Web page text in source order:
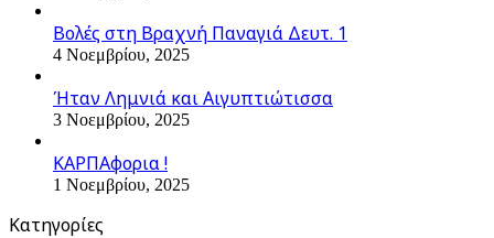
Βολές στη Βραχνή Παναγιά Δευτ. 1
4 Νοεμβρίου, 2025
Ήταν Λημνιά και Αιγυπτιώτισσα
3 Νοεμβρίου, 2025
ΚΑΡΠΑφορια !
1 Νοεμβρίου, 2025
Kατηγορίες